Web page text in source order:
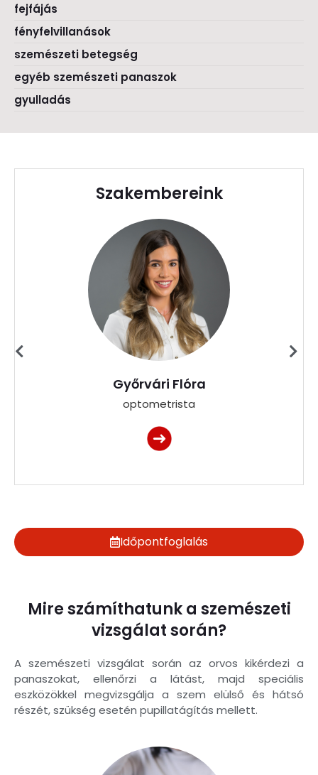
fejfájás
fényfelvillanások
szemészeti betegség
egyéb szemészeti panaszok
gyulladás
Szakembereink
Győrvári Flóra
optometrista
Időpontfoglalás
Mire számíthatunk a szemészeti
vizsgálat során?
A szemészeti vizsgálat során az orvos kikérdezi a
panaszokat, ellenőrzi a látást, majd speciális
eszközökkel megvizsgálja a szem elülső és hátsó
részét, szükség esetén pupillatágítás mellett.